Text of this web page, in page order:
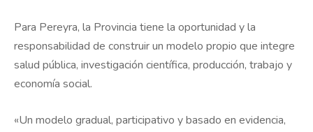
Para Pereyra, la Provincia tiene la oportunidad y la
responsabilidad de construir un modelo propio que integre
salud pública, investigación científica, producción, trabajo y
economía social.
«Un modelo gradual, participativo y basado en evidencia,